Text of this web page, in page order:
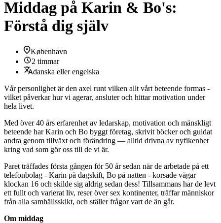
Middag på Karin & Bo's:
Förstå dig själv
København
2 timmar
danska eller engelska
Vår personlighet är den axel runt vilken allt vårt beteende formas -
vilket påverkar hur vi agerar, ansluter och hittar motivation under
hela livet.
Med över 40 års erfarenhet av ledarskap, motivation och mänskligt
beteende har Karin och Bo byggt företag, skrivit böcker och guidat
andra genom tillväxt och förändring — alltid drivna av nyfikenhet
kring vad som gör oss till de vi är.
Paret träffades första gången för 50 år sedan när de arbetade på ett
telefonbolag - Karin på dagskift, Bo på natten - korsade vägar
klockan 16 och skilde sig aldrig sedan dess! Tillsammans har de levt
ett fullt och varierat liv, reser över sex kontinenter, träffar människor
från alla samhällsskikt, och ställer frågor vart de än går.
Om middag